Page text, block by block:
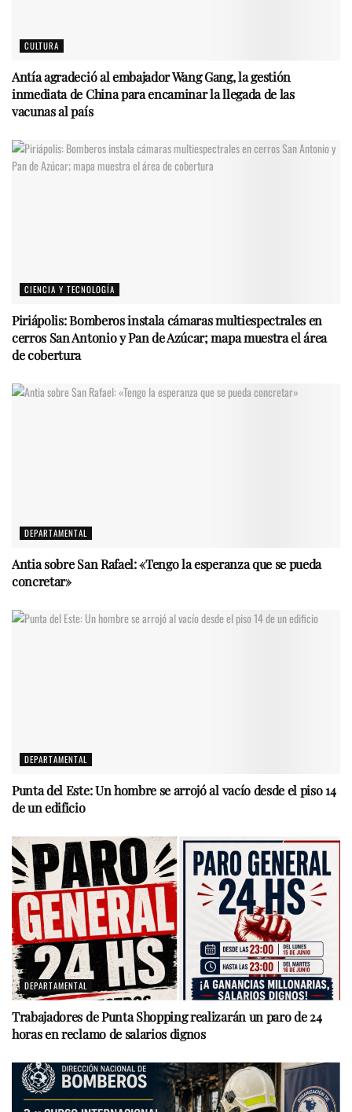
CULTURA
Antía agradeció al embajador Wang Gang, la gestión
inmediata de China para encaminar la llegada de las
vacunas al país
CIENCIA Y TECNOLOGÍA
Piriápolis: Bomberos instala cámaras multiespectrales en
cerros San Antonio y Pan de Azúcar; mapa muestra el área
de cobertura
DEPARTAMENTAL
Antia sobre San Rafael: «Tengo la esperanza que se pueda
concretar»
DEPARTAMENTAL
Punta del Este: Un hombre se arrojó al vacío desde el piso 14
de un edificio
DEPARTAMENTAL
Trabajadores de Punta Shopping realizarán un paro de 24
horas en reclamo de salarios dignos